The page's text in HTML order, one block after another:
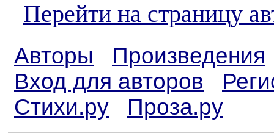
Перейти на страницу
Авторы
Произведения
Вход для авторов
Стихи.ру
Проза.ру